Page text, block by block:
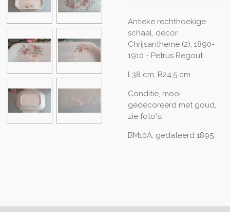
Antieke rechthoekige
schaal, decor
Chrijsantheme (2), 1890-
1910 - Petrus Regout
L38 cm, B24,5 cm
Conditie, mooi
gedecoreerd met goud,
zie foto's.
BM10A, gedateerd 1895.